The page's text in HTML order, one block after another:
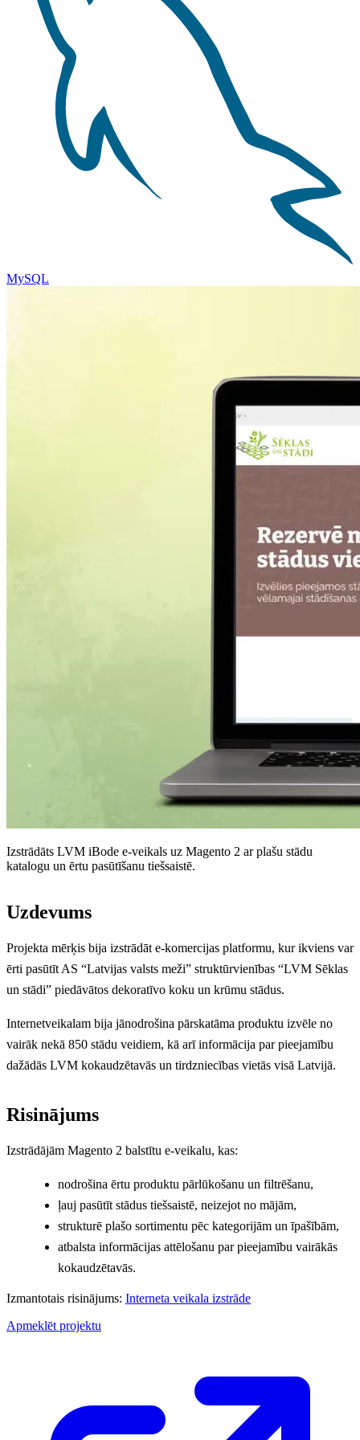
MySQL
Izstrādāts LVM iBode e-veikals uz Magento 2 ar plašu stādu
katalogu un ērtu pasūtīšanu tiešsaistē.
Uzdevums
Projekta mērķis bija izstrādāt e-komercijas platformu, kur ikviens var
ērti pasūtīt AS “Latvijas valsts meži” struktūrvienības “LVM Sēklas
un stādi” piedāvātos dekoratīvo koku un krūmu stādus.
Internetveikalam bija jānodrošina pārskatāma produktu izvēle no
vairāk nekā 850 stādu veidiem, kā arī informācija par pieejamību
dažādās LVM kokaudzētavās un tirdzniecības vietās visā Latvijā.
Risinājums
Izstrādājām Magento 2 balstītu e-veikalu, kas:
nodrošina ērtu produktu pārlūkošanu un filtrēšanu,
ļauj pasūtīt stādus tiešsaistē, neizejot no mājām,
strukturē plašo sortimentu pēc kategorijām un īpašībām,
atbalsta informācijas attēlošanu par pieejamību vairākās
kokaudzētavās.
Izmantotais risinājums: Interneta veikala izstrāde
Apmeklēt projektu